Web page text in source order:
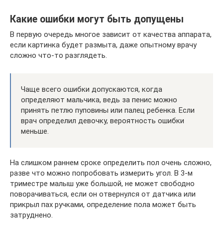
Какие ошибки могут быть допущены
В первую очередь многое зависит от качества аппарата,
если картинка будет размыта, даже опытному врачу
сложно что-то разглядеть.
Чаще всего ошибки допускаются, когда
определяют мальчика, ведь за пенис можно
принять петлю пуповины или палец ребенка. Если
врач определил девочку, вероятность ошибки
меньше.
На слишком раннем сроке определить пол очень сложно,
разве что можно попробовать измерить угол. В 3-м
триместре малыш уже большой, не может свободно
поворачиваться, если он отвернулся от датчика или
прикрыл пах ручками, определение пола может быть
затруднено.